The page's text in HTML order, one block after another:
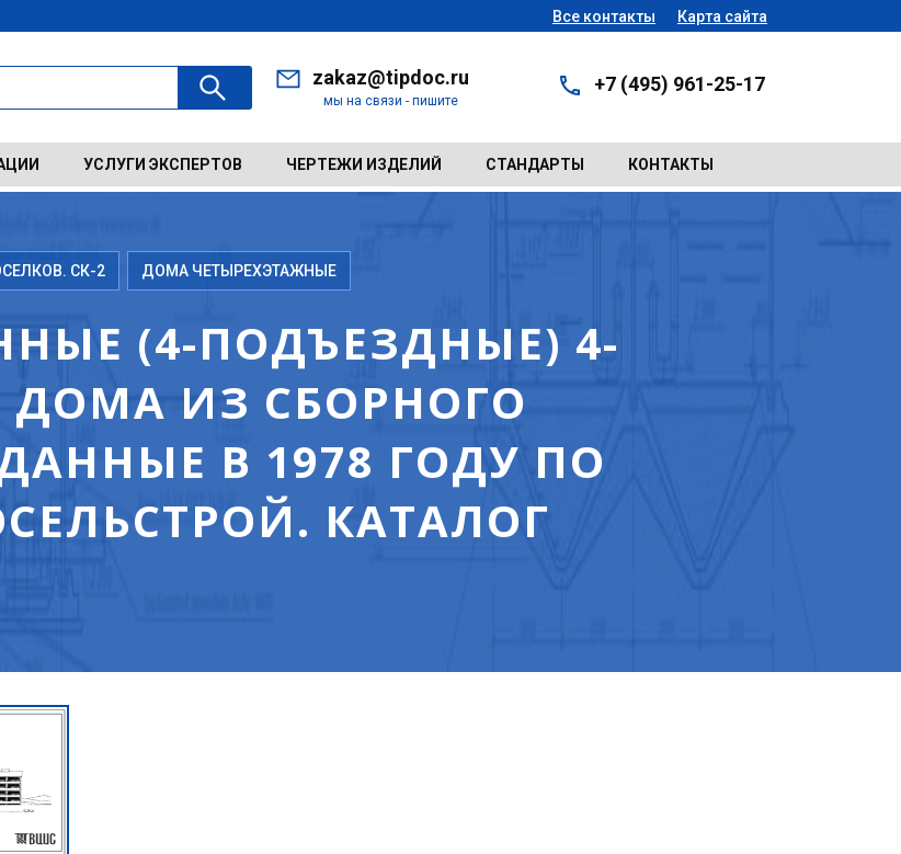
Все контакты Карта сайта
zakaz@tipdoc.ru
мы на связи - пишите
+7 (495) 961-25-17
УСЛУГИ ЭКСПЕРТОВ ЧЕРТЕЖИ ИЗДЕЛИЙ СТАНДАРТЫ КОНТАКТЫ
СК-2 ДОМА ЧЕТЫРЕХЭТАЖНЫЕ
(4-ПОДЪЕЗДНЫЕ) 4-
ИЗ СБОРНОГО
В 1978 ГОДУ ПО
КАТАЛОГ